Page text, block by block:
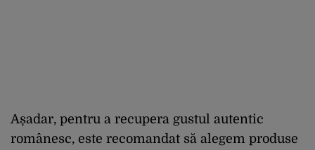
Așadar, pentru a recupera gustul autentic
românesc, este recomandat să alegem produse